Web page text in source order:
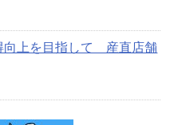
向上を目指して 産直店舗